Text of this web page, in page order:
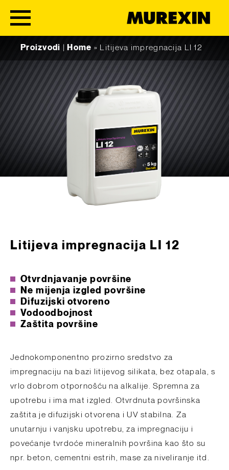
Proizvodi
Home » Litijeva impregnacija LI 12
Litijeva impregnacija LI 12
Otvrdnjavanje površine
Ne mijenja izgled površine
Difuzijski otvoreno
Vodoodbojnost
Zaštita površine
Jednokomponentno prozirno sredstvo za
impregnaciju na bazi litijevog silikata, bez otapala, s
vrlo dobrom otpornošću na alkalije. Spremna za
upotrebu i ima mat izgled. Otvrdnuta površinska
zaštita je difuzijski otvorena i UV stabilna. Za
unutarnju i vanjsku upotrebu, za impregnaciju i
povećanje tvrdoće mineralnih površina kao što su
npr. beton, cementni estrih, mase za niveliranje itd.